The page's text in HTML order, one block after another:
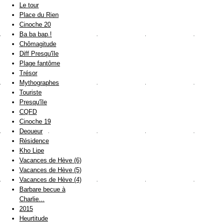
Le tour
Place du Rien
Cinoche 20
Ba ba bap !
Chômagitude
Diff Presqu'île
Plage fantôme
Trésor
Mythographes
Touriste
Presqu'île
CQFD
Cinoche 19
Deoueur
Résidence
Kho Lipe
Vacances de Hève (6)
Vacances de Hève (5)
Vacances de Hève (4)
Barbare becue à
Charlie...
2015
Heurtitude